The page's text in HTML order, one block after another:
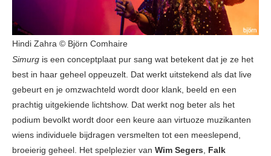
Hindi Zahra © Björn Comhaire
Simurg is een conceptplaat pur sang wat betekent dat je ze het
best in haar geheel oppeuzelt. Dat werkt uitstekend als dat live
gebeurt en je omzwachteld wordt door klank, beeld en een
prachtig uitgekiende lichtshow. Dat werkt nog beter als het
podium bevolkt wordt door een keure aan virtuoze muzikanten
wiens individuele bijdragen versmelten tot een meeslepend,
broeierig geheel. Het spelplezier van Wim Segers, Falk